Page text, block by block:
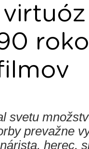
svetu
prevažne
herec,